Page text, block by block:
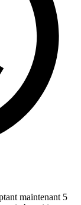
maintenant 5